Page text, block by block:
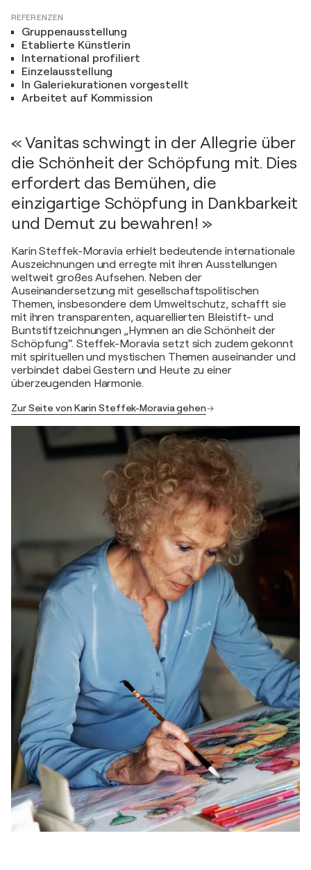
REFERENZEN
Gruppenausstellung
Etablierte Künstlerin
International profiliert
Einzelausstellung
In Galeriekurationen vorgestellt
Arbeitet auf Kommission
« Vanitas schwingt in der Allegrie über
die Schönheit der Schöpfung mit. Dies
erfordert das Bemühen, die
einzigartige Schöpfung in Dankbarkeit
und Demut zu bewahren! »
Karin Steffek-Moravia erhielt bedeutende internationale
Auszeichnungen und erregte mit ihren Ausstellungen
weltweit großes Aufsehen. Neben der
Auseinandersetzung mit gesellschaftspolitischen
Themen, insbesondere dem Umweltschutz, schafft sie
mit ihren transparenten, aquarellierten Bleistift- und
Buntstiftzeichnungen „Hymnen an die Schönheit der
Schöpfung“. Steffek-Moravia setzt sich zudem gekonnt
mit spirituellen und mystischen Themen auseinander und
verbindet dabei Gestern und Heute zu einer
überzeugenden Harmonie.
Zur Seite von Karin Steffek-Moravia gehen